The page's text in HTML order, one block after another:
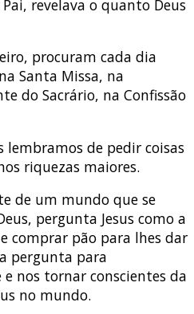
revelava o quanto Deus
procuram cada dia
Santa Missa, na
do Sacrário, na Confissão
lembramos de pedir coisas
riquezas maiores.
de um mundo que se
pergunta Jesus como a
comprar pão para lhes dar
pergunta para
nos tornar conscientes da
no mundo.